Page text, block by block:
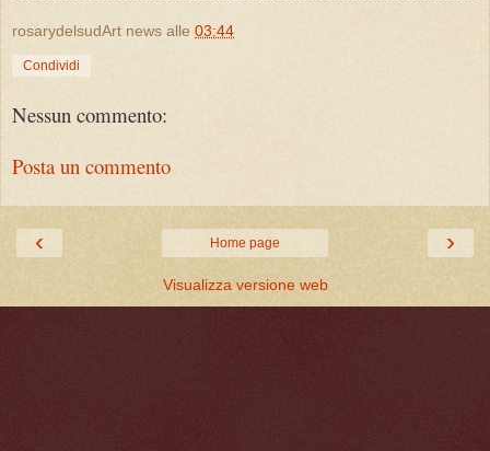
rosarydelsudArt news alle 03:44
Condividi
Nessun commento:
Posta un commento
‹ ›
Home page
Visualizza versione web